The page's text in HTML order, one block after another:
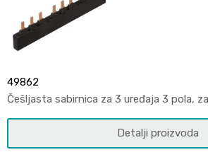
49862
Češljasta sabirnica za 3 uređaja 3 pola,
Detalji proizvoda